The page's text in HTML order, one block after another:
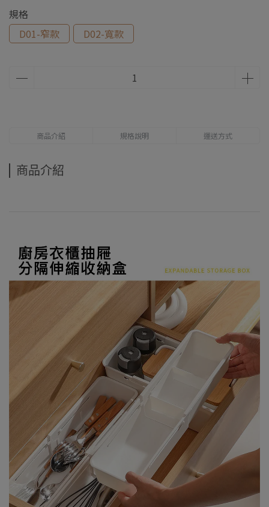
規格
D01-窄款
D02-寬款
商品介紹 規格說明 運送方式
商品介紹